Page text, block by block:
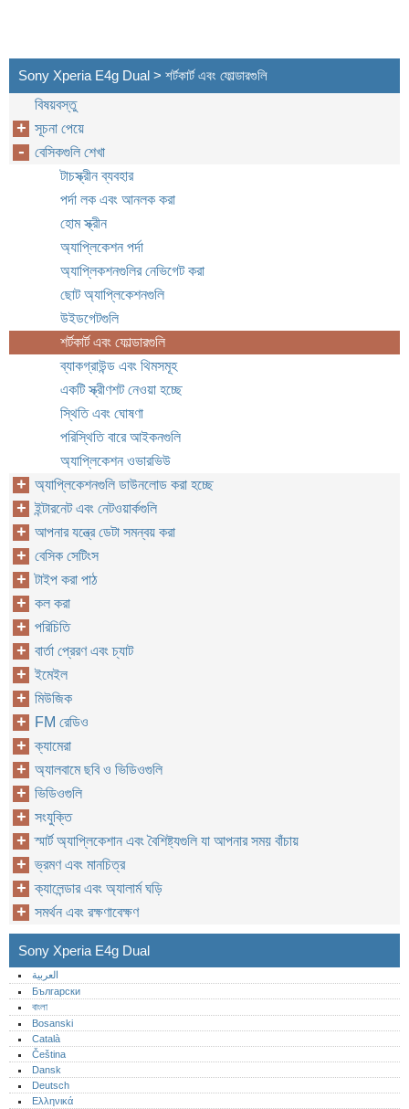
Sony Xperia E4g Dual > শর্টকার্ট এবং ফোল্ডারগুলি
বিষয়বস্তু
সূচনা পেয়ে
বেসিকগুলি শেখা
টাচস্ক্রীন ব্যবহার
পর্দা লক এবং আনলক করা
হোম স্ক্রীন
অ্যাপ্লিকেশন পর্দা
অ্যাপ্লিকশনগুলির নেভিগেট করা
ছোট অ্যাপ্লিকেশনগুলি
উইডগেটগুলি
শর্টকার্ট এবং ফোল্ডারগুলি
ব্যাকগ্রাউন্ড এবং থিমসমূহ
একটি স্ক্রীণশট নেওয়া হচ্ছে
স্থিতি এবং ঘোষণা
পরিস্থিতি বারে আইকনগুলি
অ্যাপ্লিকেশন ওভারভিউ
অ্যাপ্লিকেশনগুলি ডাউনলোড করা হচ্ছে
ইন্টারনেট এবং নেটওয়ার্কগুলি
আপনার যন্ত্রে ডেটা সমন্বয় করা
বেসিক সেটিংস
টাইপ করা পাঠ
কল করা
পরিচিতি
বার্তা প্রেরণ এবং চ্যাট
ইমেইল
মিউজিক
FM রেডিও
ক্যামেরা
অ্যালবামে ছবি ও ভিডিওগুলি
ভিডিওগুলি
সংযুক্তি
স্মার্ট অ্যাপ্লিকেশান এবং বৈশিষ্ট্যগুলি যা আপনার সময় বাঁচায়
ভ্রমণ এবং মানচিত্র
ক্যালেন্ডার এবং অ্যালার্ম ঘড়ি
সমর্থন এবং রক্ষণাবেক্ষণ
Sony Xperia E4g Dual
العربية
Български
বাংলা
Bosanski
Català
Čeština
Dansk
Deutsch
Ελληνικά